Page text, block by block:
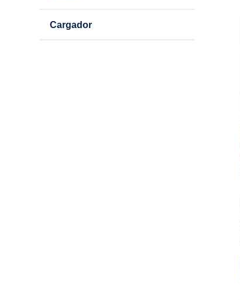
Cargador